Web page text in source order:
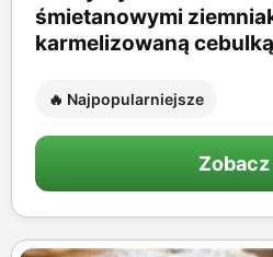
śmietanowymi
karmelizowaną cebulką
🔥 Najpopularniejsze